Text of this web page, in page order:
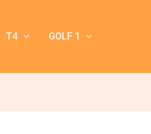
T4 GOLF 1